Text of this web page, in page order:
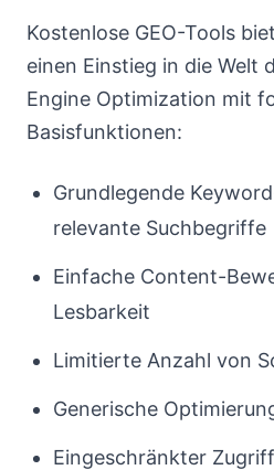
Kostenlose GEO-Tools
einen Einstieg in die Welt
Engine Optimization mit
Basisfunktionen:
Grundlegende
relevante Suchbegriffe
Einfache Content-
Lesbarkeit
Limitierte Anzahl von
Generische
Eingeschränkter